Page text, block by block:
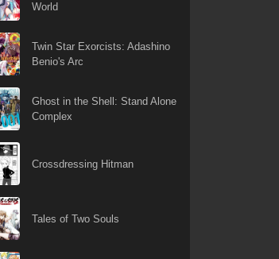
World
Twin Star Exorcists: Adashino
Benio's Arc
Ghost in the Shell: Stand Alone
Complex
Crossdressing Hitman
Tales of Two Souls